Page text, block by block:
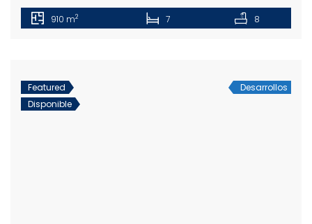
dormitorio para huéspedes quincho con área para
gimnasio y baño piscina Planta alta sala de tv master suite
910 m2 7 8
Featured
Disponible
Desarrollos